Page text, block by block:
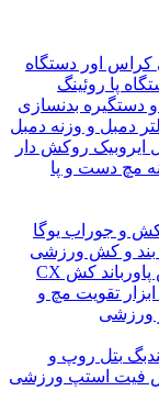
اوردستگاه
روئینگ
بدنسازی
و وزنه دمبل
روکش دار
دست و پا
یوگا
کش ورزشی
کش CX
تقویت مچ و
روپ و
استپ ورزشی